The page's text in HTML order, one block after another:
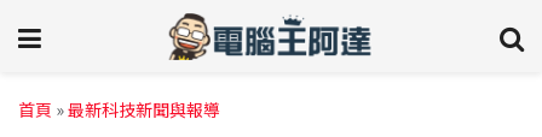
首頁 »最新科技新聞與報導